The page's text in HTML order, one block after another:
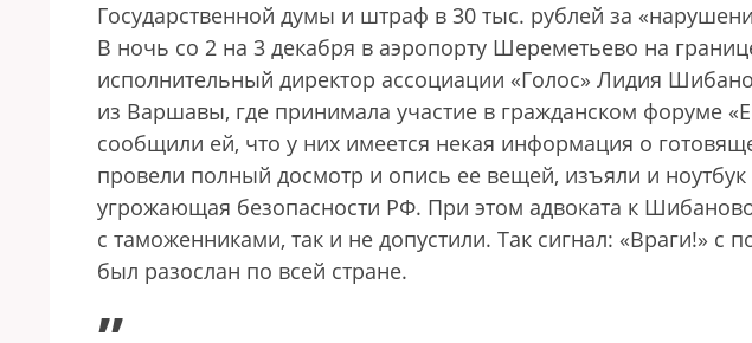
Государственной думы и штраф в 30 тыс. рублей за
В ночь со 2 на 3 декабря в аэропорту Шереметьево на
исполнительный директор ассоциации «Голос» Лидия
из Варшавы, где принимала участие в гражданском форуме
сообщили ей, что у них имеется некая информация о
провели полный досмотр и опись ее вещей, изъяли и
угрожающая безопасности РФ. При этом адвоката к
с таможенниками, так и не допустили. Так сигнал: «Враги!»
был разослан по всей стране.
„